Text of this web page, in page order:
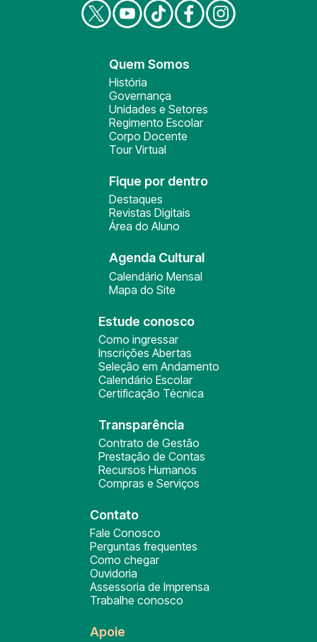
Quem Somos
História
Governança
Unidades e Setores
Regimento Escolar
Corpo Docente
Tour Virtual
Fique por dentro
Destaques
Revistas Digitais
Área do Aluno
Agenda Cultural
Calendário Mensal
Mapa do Site
Estude conosco
Como ingressar
Inscrições Abertas
Seleção em Andamento
Calendário Escolar
Certificação Técnica
Transparência
Contrato de Gestão
Prestação de Contas
Recursos Humanos
Compras e Serviços
Contato
Fale Conosco
Perguntas frequentes
Como chegar
Ouvidoria
Assessoria de Imprensa
Trabalhe conosco
Apoie